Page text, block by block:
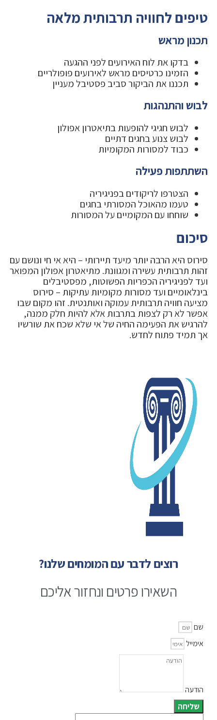
טיפים לחוויה תרבותית מלאה
תכנון מראש
בדקו את לוח האירועים לפני ההגעה
הזמינו כרטיסים מראש לאירועים פופולריים
תכננו את הביקור סביב פסטיבל מעניין
לבוש והתנהגות
לבוש חגיגי להופעות בתיאטרון אפולון
לבוש צנוע בחגים דתיים
כבוד למסורות המקומיות
השתתפות פעילה
הצטרפו לריקודים בפניגיריה
טעמו מהאוכל המסורתי בחגים
שוחחו עם המקומיים על המסורות
סיכום
סירוס היא הרבה יותר מיעד תיירותי – היא אי חי ונושם עם
זהות תרבותית עשירה ומגוונת. מתיאטרון אפולון המפואר
ועד לפניגיריה הכפריות הפשוטות, מפסטיבלים
בינלאומיים ועד מסורות מקומיות עתיקות – סירוס
מציעה חוויה תרבותית עמוקה ואותנטית. זהו מקום שבו
אפשר לא רק לצפות בתרבות אלא להיות חלק ממנה,
להרגיש את הפעימה החיה של אי שלא שכח את שורשיו
אך תמיד פתוח לחדש.
רוצים לדבר עם המומחים שלנו?
השאירו פרטים ונחזור אליכם
שם
אימייל
הודעה
שליחה